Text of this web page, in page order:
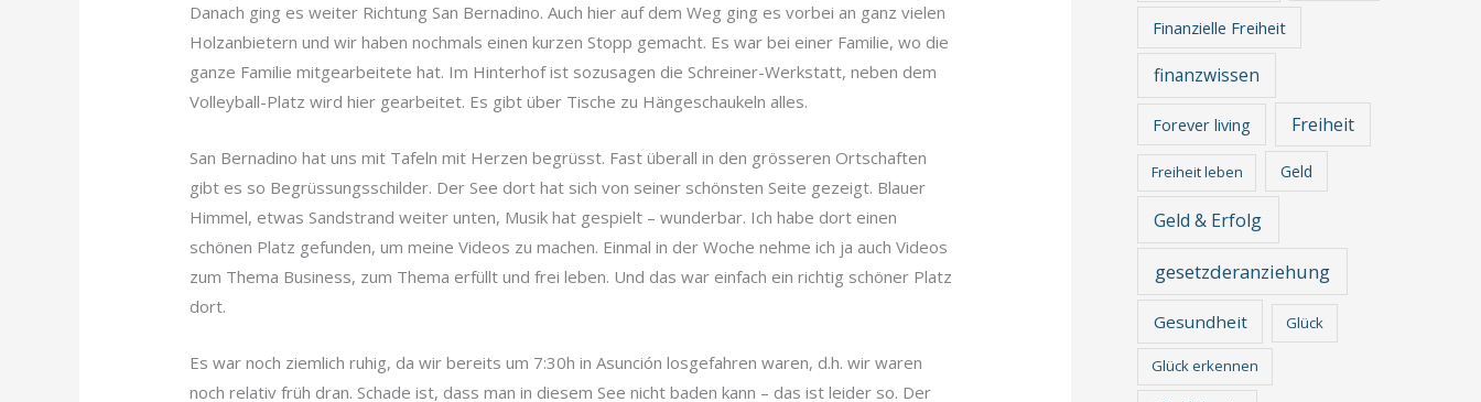
Danach ging es weiter Richtung San Bernadino. Auch hier auf dem Weg ging es vorbei an ganz vielen
Holzanbietern und wir haben nochmals einen kurzen Stopp gemacht. Es war bei einer Familie, wo die
ganze Familie mitgearbeitete hat. Im Hinterhof ist sozusagen die Schreiner-Werkstatt, neben dem
Volleyball-Platz wird hier gearbeitet. Es gibt über Tische zu Hängeschaukeln alles.
San Bernadino hat uns mit Tafeln mit Herzen begrüsst. Fast überall in den grösseren Ortschaften
gibt es so Begrüssungsschilder. Der See dort hat sich von seiner schönsten Seite gezeigt. Blauer
Himmel, etwas Sandstrand weiter unten, Musik hat gespielt – wunderbar. Ich habe dort einen
schönen Platz gefunden, um meine Videos zu machen. Einmal in der Woche nehme ich ja auch Videos
zum Thema Business, zum Thema erfüllt und frei leben. Und das war einfach ein richtig schöner Platz
dort.
Es war noch ziemlich ruhig, da wir bereits um 7:30h in Asunción losgefahren waren, d.h. wir waren
noch relativ früh dran. Schade ist, dass man in diesem See nicht baden kann – das ist leider so. Der
Finanzielle Freiheit
finanzwissen
Forever living Freiheit
Freiheit leben Geld
Geld & Erfolg
gesetzderanziehung
Gesundheit Glück
Glück erkennen